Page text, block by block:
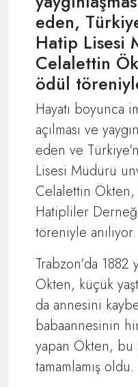
eden,
Hatip Lisesi
Celalettin
ödül
Hayatı boyunca
açılması ve
eden ve
Lisesi Müdürü
Celalettin Ökten,
Hatipliler
töreniyle anılıyor.
Trabzon'da 1882
Ökten, küçük
da annesini
babaannesinin
yapan Ökten,
tamamlamış oldu.